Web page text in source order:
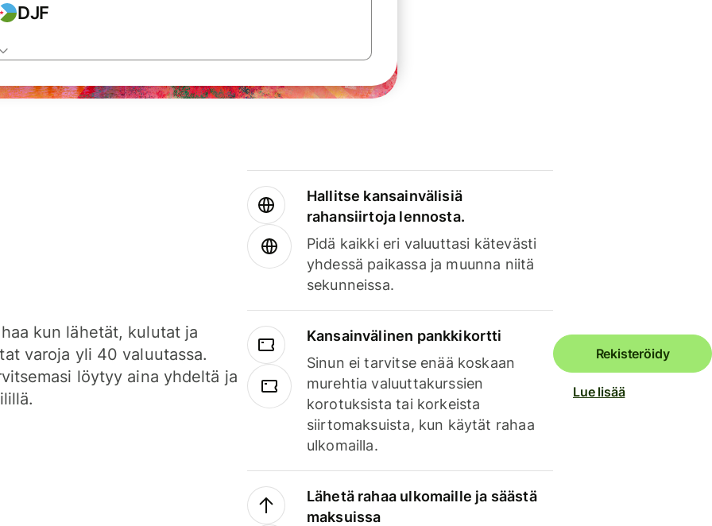
DJF
kun lähetät, kulutat ja
varoja yli 40 valuutassa.
löytyy aina yhdeltä ja
Hallitse kansainvälisiä
rahansiirtoja lennosta.
Pidä kaikki eri valuuttasi kätevästi
yhdessä paikassa ja muunna niitä
sekunneissa.
Kansainvälinen pankkikortti
Sinun ei tarvitse enää koskaan
murehtia valuuttakurssien
korotuksista tai korkeista
siirtomaksuista, kun käytät rahaa
ulkomailla.
Lähetä rahaa ulkomaille ja säästä
maksuissa
Rekisteröidy
Lue lisää